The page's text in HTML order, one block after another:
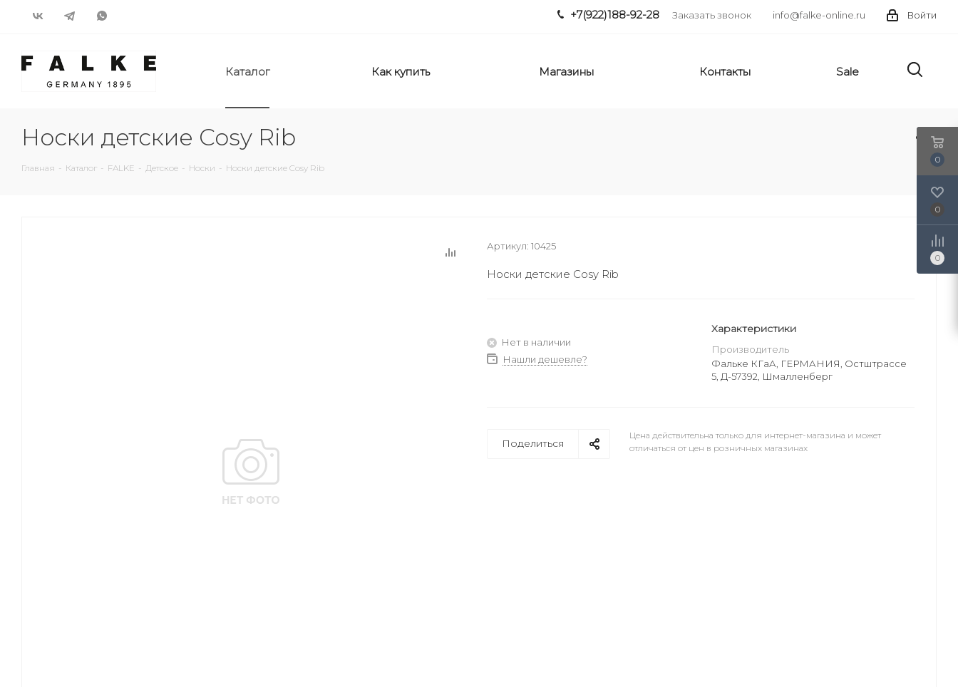
Войти
info@falke-online.ru
+7(922)188-92-28 Заказать звонок
Каталог Как купить Магазины Контакты Sale
Носки детские Cosy Rib
Главная - Каталог - FALKE - Детское - Носки - Носки детские Cosy Rib
Артикул: 10425
Носки детские Cosy Rib
Нет в наличии
Нашли дешевле?
Характеристики
Производитель
Фальке КГаА, ГЕРМАНИЯ, Остштрассе
5, Д-57392, Шмалленберг
Поделиться
Цена действительна только для интернет-магазина и может
отличаться от цен в розничных магазинах
0
0
0